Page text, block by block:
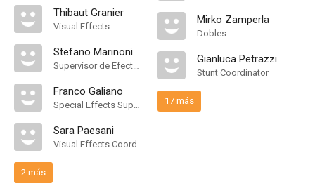
Thibaut Granier
Visual Effects
Stefano Marinoni
Supervisor de Efectos Visuales
Franco Galiano
Special Effects Supervisor
Sara Paesani
Visual Effects Coordinator
2 más
Mirko Zamperla
Dobles
Gianluca Petrazzi
Stunt Coordinator
17 más